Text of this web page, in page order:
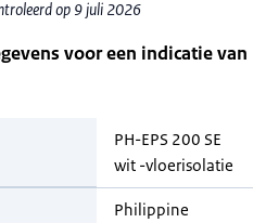
op 9 juli 2026
voor een indicatie van
PH-EPS 200 SE
wit -vloerisolatie
Philippine